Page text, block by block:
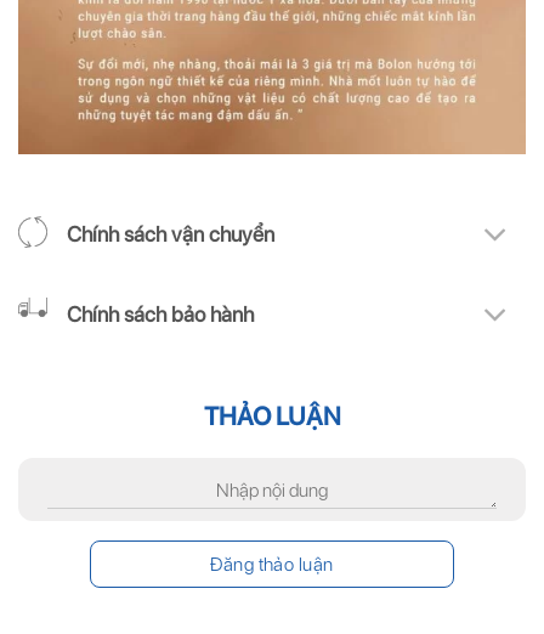
Chính sách vận chuyển
Chính sách bảo hành
THẢO LUẬN